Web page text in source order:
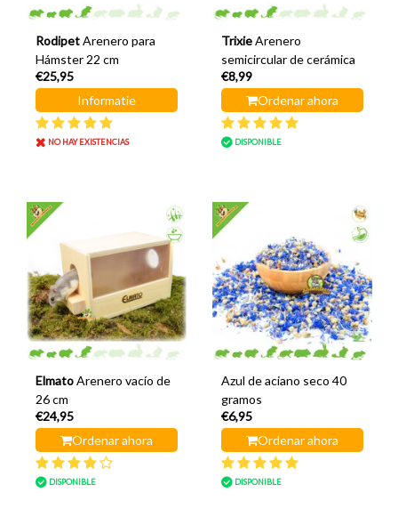
Rodipet Arenero para
Hámster 22 cm
€25,95
Informatie
NO HAY EXISTENCIAS
Trixie Arenero
semicircular de cerámica
€8,99
Ordenar ahora
DISPONIBLE
Elmato Arenero vacío de
26 cm
€24,95
Ordenar ahora
DISPONIBLE
Azul de aciano seco 40
gramos
€6,95
Ordenar ahora
DISPONIBLE